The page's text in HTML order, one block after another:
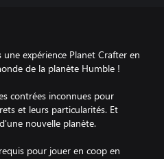
expérience Planet Crafter en
de la planète Humble !
contrées inconnues pour
et leurs particularités. Et
nouvelle planète.
pour jouer en coop en